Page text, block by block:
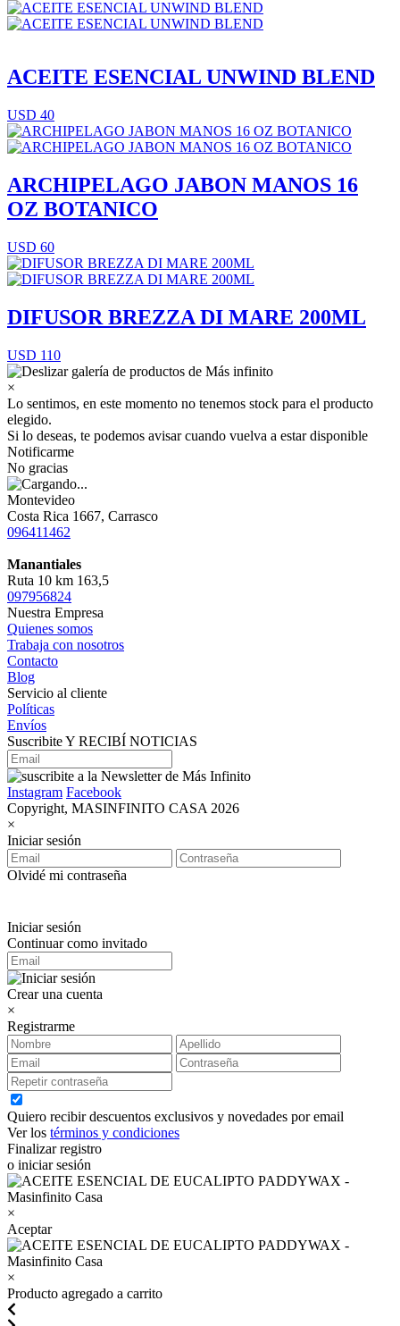
ACEITE ESENCIAL UNWIND BLEND
USD 40
ARCHIPELAGO JABON MANOS 16
OZ BOTANICO
USD 60
DIFUSOR BREZZA DI MARE 200ML
USD 110
×
Lo sentimos, en este momento no tenemos stock para el producto
elegido.
Si lo deseas, te podemos avisar cuando vuelva a estar disponible
Notificarme
No gracias
Montevideo
Costa Rica 1667, Carrasco
096411462
Manantiales
Ruta 10 km 163,5
097956824
Nuestra Empresa
Quienes somos
Trabaja con nosotros
Contacto
Blog
Servicio al cliente
Políticas
Envíos
Suscribite Y RECIBÍ NOTICIAS
Instagram Facebook
Copyright, MASINFINITO CASA 2026
×
Iniciar sesión
Olvidé mi contraseña
Iniciar sesión
Continuar como invitado
Crear una cuenta
×
Registrarme
Quiero recibir descuentos exclusivos y novedades por email
Ver los términos y condiciones
Finalizar registro
o iniciar sesión
×
Aceptar
×
Producto agregado a carrito